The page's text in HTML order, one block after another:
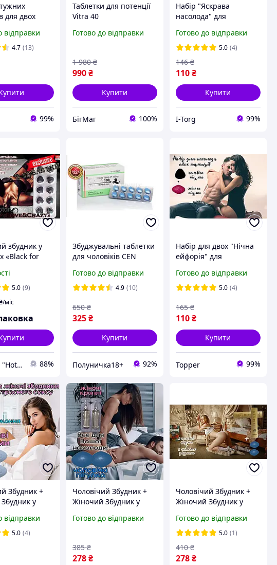
для двох
оргазмів
відправки
4.7 (13)
99%
Таблетки для потенції
Vitra 40
Готово до відправки
990 ₴
1 980 ₴
Купити
БігМаг 100%
Набір "Яскрава
насолода" для
Готово до відправки
5.0 (4)
110₴
146 ₴
Купити
I-Torg 99%
збудник у
«Black for
5.0 (9)
/міс
Sex-shop "Hot Dreams" 88%
Збуджувальні таблетки
для чоловіків CEN
таблеток, Індія
Готово до відправки
4.9 (10)
325 ₴
650 ₴
Купити
Полуничка18+ 92%
Набір для двох "Нічна
ейфорія" для
збудження чоловіка та
жінки
Готово до відправки
5.0 (4)
110₴
165 ₴
Купити
Topper 99%
Збудник +
у
Діє миттєво!
відправки
5.0 (4)
Чоловічий Збудник +
Жіночий Збудник у
краплях+Подарунок!
Paradise-X
Готово до відправки
278 ₴
385 ₴
Чоловічий Збудник +
Жіночий Збудник у
Подарунок! Потужний!
Діє! Ніжні обійми
Готово до відправки
5.0 (1)
278₴
410 ₴